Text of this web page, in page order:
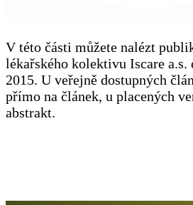
V této části můžete nalézt
lékařského kolektivu Iscare a.s.
2015. U veřejně dostupných
přímo na článek, u placených
abstrakt.